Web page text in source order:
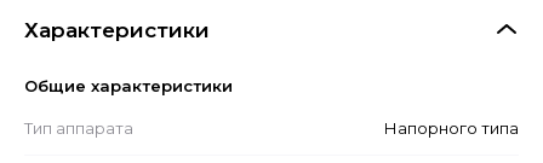
Характеристики
Общие характеристики
Тип аппарата Напорного типа